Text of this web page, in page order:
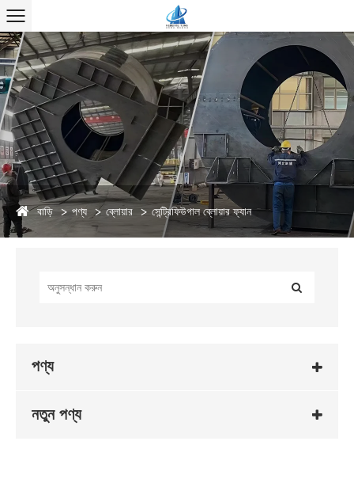
বাড়ি পণ্য ব্লোয়ার সেন্ট্রিফিউগাল ব্লোয়ার ফ্যান
পণ্য
নতুন পণ্য